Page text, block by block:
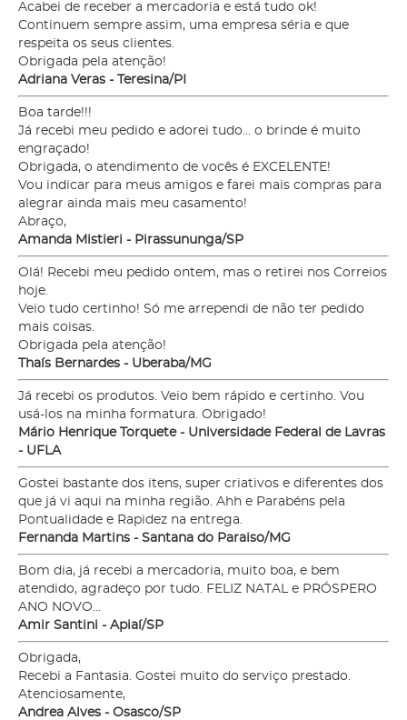
Acabei de receber a mercadoria e está tudo ok!
Continuem sempre assim, uma empresa séria e que
respeita os seus clientes.
Obrigada pela atenção!
Adriana Veras - Teresina/PI
Boa tarde!!!
Já recebi meu pedido e adorei tudo... o brinde é muito
engraçado!
Obrigada, o atendimento de vocês é EXCELENTE!
Vou indicar para meus amigos e farei mais compras para
alegrar ainda mais meu casamento!
Abraço,
Amanda Mistieri - Pirassununga/SP
Olá! Recebi meu pedido ontem, mas o retirei nos Correios
hoje.
Veio tudo certinho! Só me arrependi de não ter pedido
mais coisas.
Obrigada pela atenção!
Thaís Bernardes - Uberaba/MG
Já recebi os produtos. Veio bem rápido e certinho. Vou
usá-los na minha formatura. Obrigado!
Mário Henrique Torquete - Universidade Federal de Lavras
- UFLA
Gostei bastante dos itens, super criativos e diferentes dos
que já vi aqui na minha região. Ahh e Parabéns pela
Pontualidade e Rapidez na entrega.
Fernanda Martins - Santana do Paraiso/MG
Bom dia, já recebi a mercadoria, muito boa, e bem
atendido, agradeço por tudo. FELIZ NATAL e PRÓSPERO
ANO NOVO...
Amir Santini - Apiaí/SP
Obrigada,
Recebi a Fantasia. Gostei muito do serviço prestado.
Atenciosamente,
Andrea Alves - Osasco/SP